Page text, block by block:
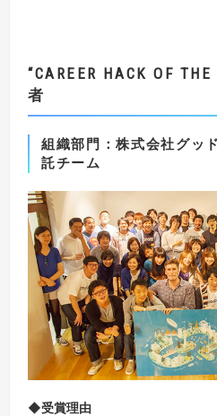
“CAREER HACK OF
者
組織部門：株式会社グ
託チーム
◆受賞理由